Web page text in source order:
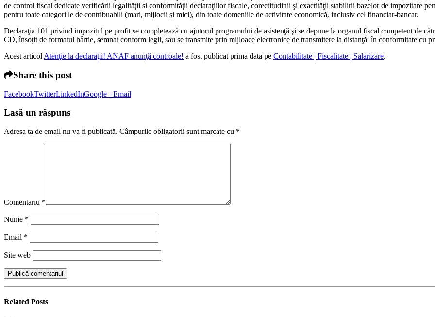
de control fiscal dedicate verificării legalităţii si conformităţii declaraţiilor fiscale, corectitudinii şi exactităţii stabilirii bazelor de impozitare
pentru toate categoriile de contribuabili (mari, mijlocii şi mici), din toate domeniile de activitate economică, inclusiv cel financiar-bancar.
Declaraţia 101 privind impozitul pe profit se completează cu ajutorul programului de asistenţă şi se depune la organul fiscal competent de
CD, însoţit de formatul hârtie, semnat conform legii, sau se transmite prin mijloace electronice de transmitere la distanţă, în conformitate cu
Acest articol Atenţie la declaraţii! ANAF anunţă controale! a fost publicat prima data pe Contabilitate | Fiscalitate | Salarizare.
Share this post
FacebookTwitterLinkedInGoogle +Email
Lasă un răspuns
Adresa ta de email nu va fi publicată. Câmpurile obligatorii sunt marcate cu *
Comentariu *
Nume *
Email *
Site web
Related Posts